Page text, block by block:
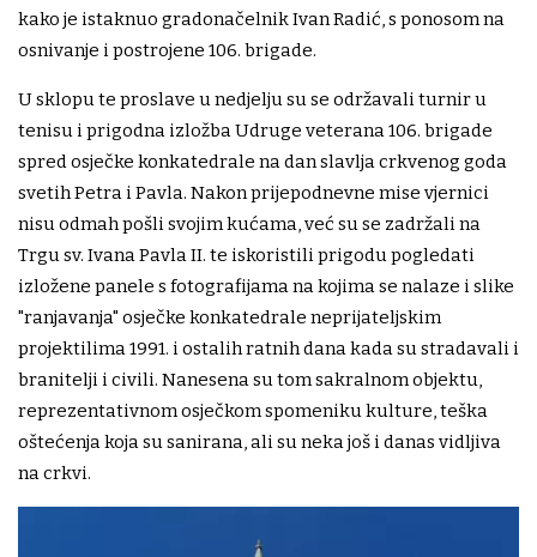
kako je istaknuo gradonačelnik Ivan Radić, s ponosom na
osnivanje i postrojene 106. brigade.
U sklopu te proslave u nedjelju su se održavali turnir u
tenisu i prigodna izložba Udruge veterana 106. brigade
spred osječke konkatedrale na dan slavlja crkvenog goda
svetih Petra i Pavla. Nakon prijepodnevne mise vjernici
nisu odmah pošli svojim kućama, već su se zadržali na
Trgu sv. Ivana Pavla II. te iskoristili prigodu pogledati
izložene panele s fotografijama na kojima se nalaze i slike
"ranjavanja" osječke konkatedrale neprijateljskim
projektilima 1991. i ostalih ratnih dana kada su stradavali i
branitelji i civili. Nanesena su tom sakralnom objektu,
reprezentativnom osječkom spomeniku kulture, teška
oštećenja koja su sanirana, ali su neka još i danas vidljiva
na crkvi.